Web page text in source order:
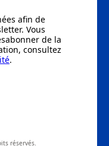
afin de
Vous
de la
consultez
.
réservés.